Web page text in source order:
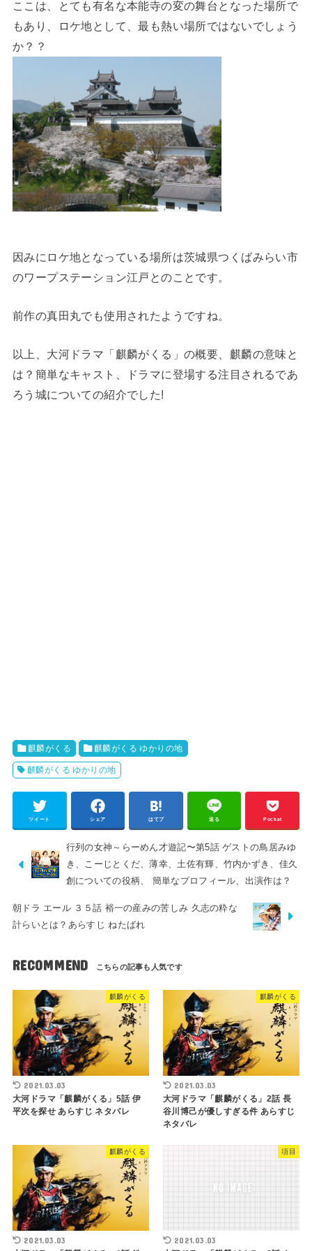
ここは、とても有名な本能寺の変の舞台となった場所で
もあり、ロケ地として、最も熱い場所ではないでしょう
か？？
因みにロケ地となっている場所は茨城県つくばみらい市
のワープステーション江戸とのことです。
前作の真田丸でも使用されたようですね。
以上、大河ドラマ「麒麟がくる」の概要、麒麟の意味と
は？簡単なキャスト、ドラマに登場する注目されるであ
ろう城についての紹介でした!
麒麟がくる 麒麟がくる ゆかりの地
麒麟がくる ゆかりの地
ツイート シェア はてブ 送る Pocket
行列の女神～らーめん才遊記〜第5話 ゲストの鳥居みゆ
き、こーじとくだ、薄幸、土佐有輝、竹内かずき、佳久
創についての役柄、 簡単なプロフィール、出演作は？
朝ドラ エール ３５話 裕一の産みの苦しみ 久志の粋な
計らいとは？あらすじ ねたばれ
RECOMMEND
麒麟がくる
2021.03.03
大河ドラマ「麒麟がくる」5話 伊
平次を探せ あらすじ ネタバレ
麒麟がくる
2021.03.03
大河ドラマ「麒麟がくる」2話 長
谷川博己が優しすぎる件 あらすじ
ネタバレ
麒麟がくる
2021.03.03
項目
2021.03.03